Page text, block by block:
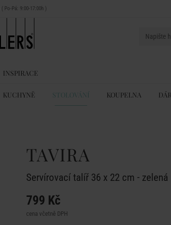
( Po-Pá: 9:00-17:00h )
INSPIRACE
KUCHYNĚ STOLOVÁNÍ KOUPELNA
TAVIRA
Servírovací talíř 36 x 22 cm - zelená
799 Kč
cena včetně DPH